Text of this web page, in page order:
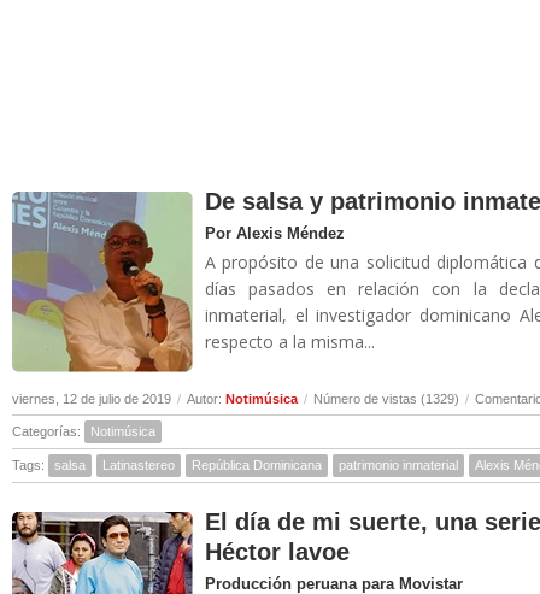
De salsa y patrimonio
Por Alexis Méndez
A propósito de una solicitud diplomática
días pasados en relación con la
inmaterial, el investigador dominicano
respecto a la misma...
viernes, 12 de julio de 2019 / Autor: Notimúsica / Número de vistas (1329) /
Categorías: Notimúsica
Tags: salsa Latinastereo República Dominicana patrimonio inmaterial Alexis
El día de mi suerte, una
Héctor lavoe
Producción peruana para Movistar